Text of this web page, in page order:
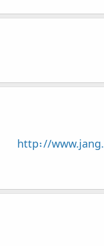
http://